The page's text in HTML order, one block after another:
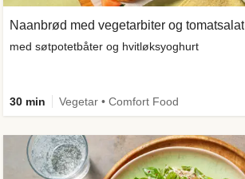
Naanbrød med vegetarbiter og tomatsalat
med søtpotetbåter og hvitløksyoghurt
30 min Vegetar • Comfort Food